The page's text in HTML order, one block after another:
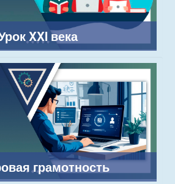
XXI века
грамотность